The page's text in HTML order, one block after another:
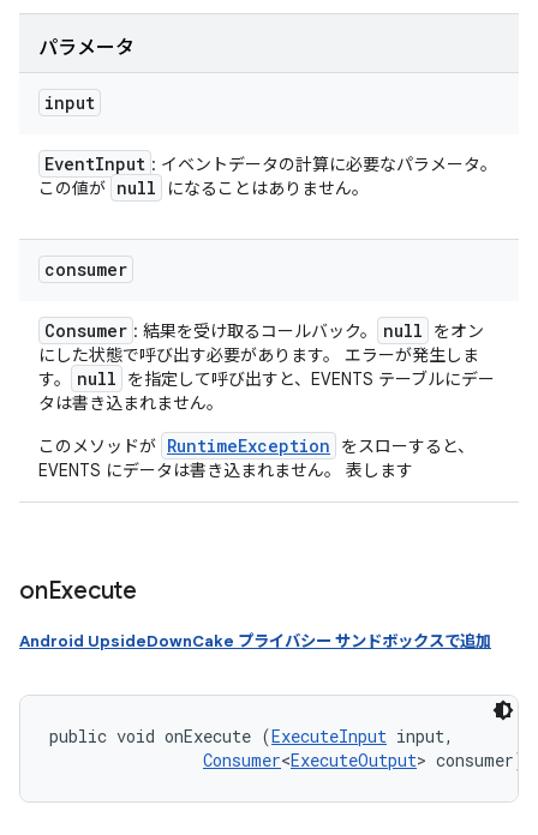
パラメータ
input
EventInput : イベントデータの計算に必要なパラメータ。
この値が null になることはありません。
consumer
Consumer : 結果を受け取るコールバック。 null
をオン
にした状態で呼び出す必要があります。 エラーが発生しま
す。
null
を指定して呼び出すと、EVENTS テーブルにデー
タは書き込まれません。
このメソッドが RuntimeException
をスローすると、
EVENTS にデータは書き込まれません。 表します
onExecute
Android UpsideDownCake プライバシー サンドボックスで追加
public void onExecute (ExecuteInput input,
Consumer<ExecuteOutput> consumer)